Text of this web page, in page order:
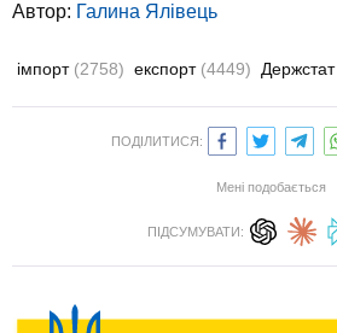
Автор: Галина Ялівець
імпорт (2758) експорт (4449) Держстат
ПОДІЛИТИСЯ:
Мені подобається
ПІДСУМУВАТИ: